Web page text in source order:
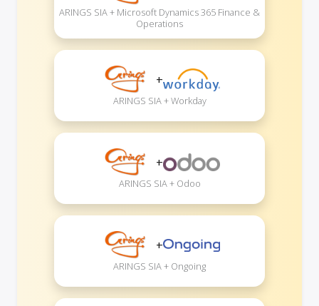
ARINGS SIA + Microsoft Dynamics 365 Finance &
Operations
+
ARINGS SIA + Workday
+
ARINGS SIA + Odoo
+
ARINGS SIA + Ongoing